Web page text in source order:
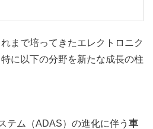
まで培ってきたエレクトロニク
に以下の分野を新たな成長の柱
テム（ADAS）の進化に伴う車